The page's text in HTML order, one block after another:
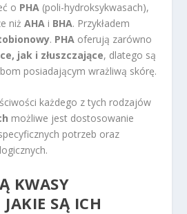
o PHA (poli-hydroksykwasach),
niżAHA i BHA. Przykładem
. PHA oferują zarówno
jak i złuszczające, dlatego są
posiadającym wrażliwą skórę.
każdego z tych rodzajów
możliwe jest dostosowanie
potrzeb oraz
KWASY
SĄ ICH